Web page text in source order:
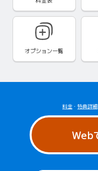
オプション一覧
料金 ・ 特典詳細
Web